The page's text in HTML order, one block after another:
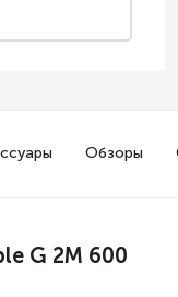
Обзоры
G 2M 600